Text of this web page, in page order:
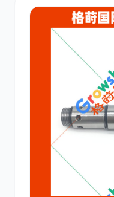
沃尔沃
日立